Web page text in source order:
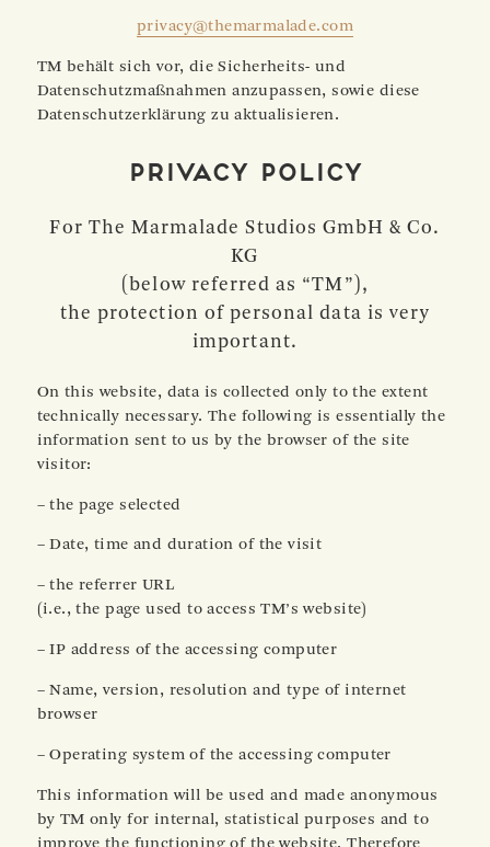
privacy@themarmalade.com
TM behält sich vor, die Sicherheits- und
Datenschutzmaßnahmen anzupassen, sowie diese
Datenschutzerklärung zu aktualisieren.
Privacy Policy
For The Marmalade Studios GmbH & Co.
KG
(below referred as “TM”),
the protection of personal data is very
important.
On this website, data is collected only to the extent
technically necessary. The following is essentially the
information sent to us by the browser of the site
visitor:
– the page selected
– Date, time and duration of the visit
– the referrer URL
(i.e., the page used to access TM’s website)
– IP address of the accessing computer
– Name, version, resolution and type of internet
browser
– Operating system of the accessing computer
This information will be used and made anonymous
by TM only for internal, statistical purposes and to